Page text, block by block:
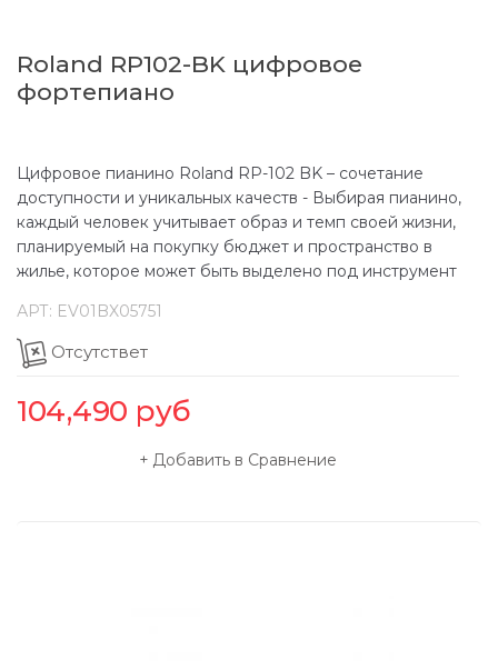
Roland RP102-BK цифровое
фортепиано
Цифровое пианино Roland RP-102 BK – сочетание
доступности и уникальных качеств - Выбирая пианино,
каждый человек учитывает образ и темп своей жизни,
планируемый на покупку бюджет и пространство в
жилье, которое может быть выделено под инструмент
АРТ: EV01BX05751
Отсутствет
104,490 руб
Добавить в Сравнение